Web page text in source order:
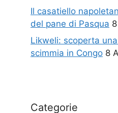
Il casatiello
del pane di Pasqua
Likweli: scoperta
scimmia in Congo 8
Categorie